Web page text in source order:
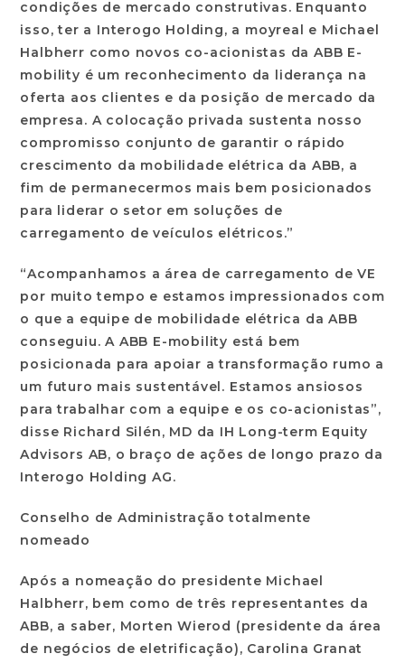
condições de mercado construtivas. Enquanto
isso, ter a Interogo Holding, a moyreal e Michael
Halbherr como novos co-acionistas da ABB E-
mobility é um reconhecimento da liderança na
oferta aos clientes e da posição de mercado da
empresa. A colocação privada sustenta nosso
compromisso conjunto de garantir o rápido
crescimento da mobilidade elétrica da ABB, a
fim de permanecermos mais bem posicionados
para liderar o setor em soluções de
carregamento de veículos elétricos.”
“Acompanhamos a área de carregamento de VE
por muito tempo e estamos impressionados com
o que a equipe de mobilidade elétrica da ABB
conseguiu. A ABB E-mobility está bem
posicionada para apoiar a transformação rumo a
um futuro mais sustentável. Estamos ansiosos
para trabalhar com a equipe e os co-acionistas”,
disse Richard Silén, MD da IH Long-term Equity
Advisors AB, o braço de ações de longo prazo da
Interogo Holding AG.
Conselho de Administração totalmente
nomeado
Após a nomeação do presidente Michael
Halbherr, bem como de três representantes da
ABB, a saber, Morten Wierod (presidente da área
de negócios de eletrificação), Carolina Granat